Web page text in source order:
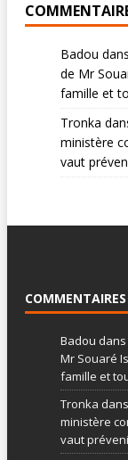
Badou dans
de Mr
famille et
Tronka
ministère
vaut
Badou dans
Mr Souaré
famille et
Tronka dans
ministère
vaut